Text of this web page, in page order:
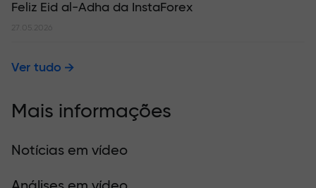
Feliz Eid al-Adha da InstaForex
27.05.2026
Ver tudo
Mais informações
Notícias em vídeo